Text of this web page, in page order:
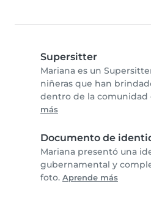
Supersitter
Mariana es un
niñeras que han
dentro de la comunidad
más
Documento de
Mariana presentó una
gubernamental y
foto. Aprende más